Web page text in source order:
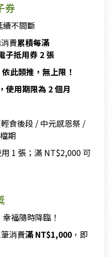
券
續不間斷
費累積每滿
子抵用券 2 張
依此類推，無上限！
使用期限為 2 個月
食後段 / 中元感恩祭 /
期
1 張；滿 NT$2,000 可
福隨時降臨！
消費滿 NT$1,000 ，即